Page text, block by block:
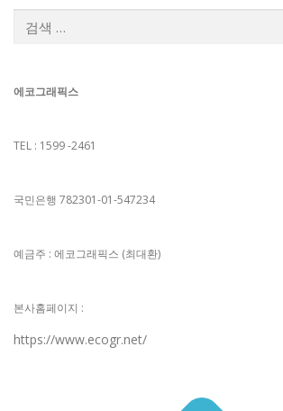
에코그래픽스
TEL : 1599 -2461
국민은행 782301-01-547234
예금주 : 에코그래픽스 (최대환)
본사홈페이지 :
https://www.ecogr.net/